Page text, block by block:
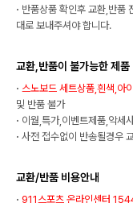
· 반품상품 확인후 교환,반품
대로 보내주셔야 합니다.
교환,반품이 불가능한 제품
· 스노보드 세트상품,흰색,아
및 반품 불가
· 이월,특가,이벤트제품,악세
· 사전 접수없이 반송될경우
교환/반품 비용안내
· 911스포츠 온라인센터